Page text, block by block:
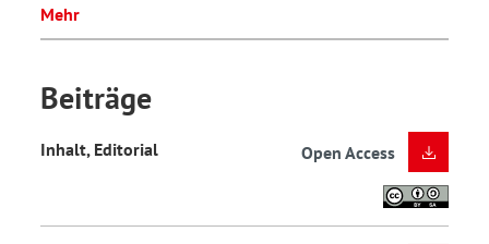
Mehr
Beiträge
Inhalt, Editorial Open Access